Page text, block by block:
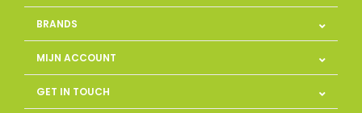
BRANDS
MIJN ACCOUNT
GET IN TOUCH